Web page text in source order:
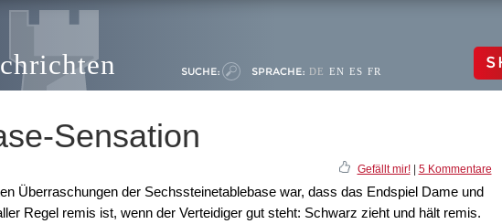
SUCHE: SPRACHE: DE EN ES FR
Sensation
Gefällt mir!| 5 Kommentare
Überraschungen der Sechssteinetablebase war, dass das Endspiel Dame und
Regel remis ist, wenn der Verteidiger gut steht: Schwarz zieht und hält remis.